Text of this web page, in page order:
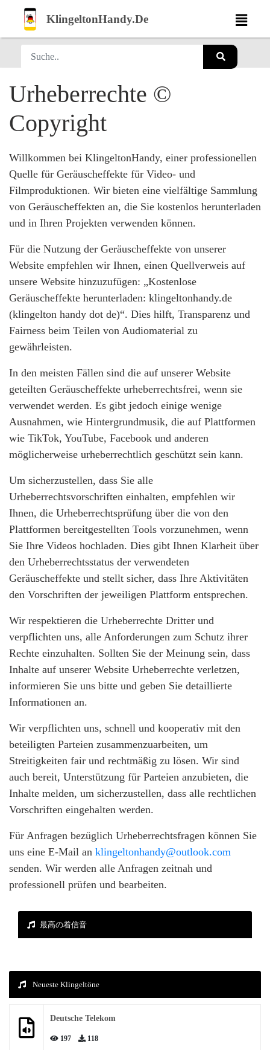
KlingeltonHandy.De
Urheberrechte ©
Copyright
Willkommen bei KlingeltonHandy, einer professionellen
Quelle für Geräuscheffekte für Video- und
Filmproduktionen. Wir bieten eine vielfältige Sammlung
von Geräuscheffekten an, die Sie kostenlos herunterladen
und in Ihren Projekten verwenden können.
Für die Nutzung der Geräuscheffekte von unserer
Website empfehlen wir Ihnen, einen Quellverweis auf
unsere Website hinzuzufügen: „Kostenlose
Geräuscheffekte herunterladen: klingeltonhandy.de
(klingelton handy dot de)“. Dies hilft, Transparenz und
Fairness beim Teilen von Audiomaterial zu
gewährleisten.
In den meisten Fällen sind die auf unserer Website
geteilten Geräuscheffekte urheberrechtsfrei, wenn sie
verwendet werden. Es gibt jedoch einige wenige
Ausnahmen, wie Hintergrundmusik, die auf Plattformen
wie TikTok, YouTube, Facebook und anderen
möglicherweise urheberrechtlich geschützt sein kann.
Um sicherzustellen, dass Sie alle
Urheberrechtsvorschriften einhalten, empfehlen wir
Ihnen, die Urheberrechtsprüfung über die von den
Plattformen bereitgestellten Tools vorzunehmen, wenn
Sie Ihre Videos hochladen. Dies gibt Ihnen Klarheit über
den Urheberrechtsstatus der verwendeten
Geräuscheffekte und stellt sicher, dass Ihre Aktivitäten
den Vorschriften der jeweiligen Plattform entsprechen.
Wir respektieren die Urheberrechte Dritter und
verpflichten uns, alle Anforderungen zum Schutz ihrer
Rechte einzuhalten. Sollten Sie der Meinung sein, dass
Inhalte auf unserer Website Urheberrechte verletzen,
informieren Sie uns bitte und geben Sie detaillierte
Informationen an.
Wir verpflichten uns, schnell und kooperativ mit den
beteiligten Parteien zusammenzuarbeiten, um
Streitigkeiten fair und rechtmäßig zu lösen. Wir sind
auch bereit, Unterstützung für Parteien anzubieten, die
Inhalte melden, um sicherzustellen, dass alle rechtlichen
Vorschriften eingehalten werden.
Für Anfragen bezüglich Urheberrechtsfragen können Sie
uns eine E-Mail an klingeltonhandy@outlook.com
senden. Wir werden alle Anfragen zeitnah und
professionell prüfen und bearbeiten.
最高の着信音
Neueste Klingeltöne
Deutsche Telekom
197 118